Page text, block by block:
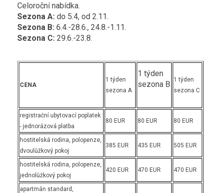
Celoroční nabídka.
Sezona A: do 5.4, od 2.11.
Sezona B: 6.4.-28.6., 24.8.-1.11.
Sezona C: 29.6.-23.8.
CENA
1 týden
sezona A
1 týden
sezona B
1 týden
sezona C
registrační ubytovací poplatek
- jednorázová platba
80 EUR 80 EUR 80 EUR
hostitelská rodina, polopenze,
dvoulůžkový pokoj
385 EUR 435 EUR 505 EUR
hostitelská rodina, polopenze,
jednolůžkový pokoj
420 EUR 470 EUR 470 EUR
apartmán standard,